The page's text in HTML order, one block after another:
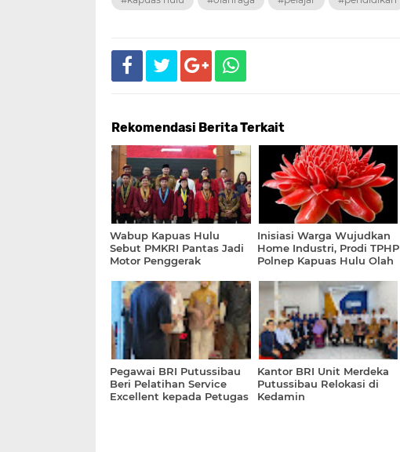
Rekomendasi Berita Terkait
Wabup Kapuas Hulu
Sebut PMKRI Pantas Jadi
Motor Penggerak
Inisiasi Warga Wujudkan
Home Industri, Prodi TPHP
Polnep Kapuas Hulu Olah
Kecombrang
Pegawai BRI Putussibau
Beri Pelatihan Service
Excellent kepada Petugas
Kantor BRI Unit Merdeka
Putussibau Relokasi di
Kedamin